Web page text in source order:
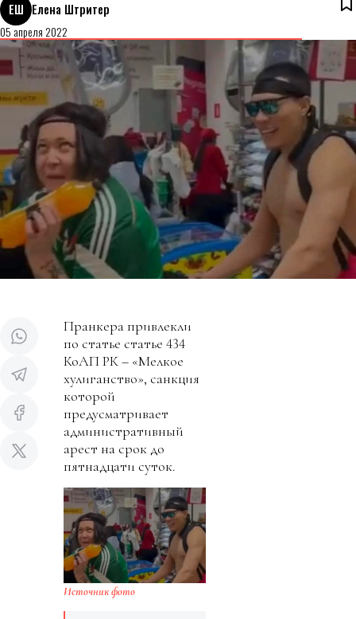
ЕШ Елена Штритер
05 апреля 2022
Пранкера привлекли
по статье статье 434
КоАП РК – «Мелкое
хулиганство», санкция
которой
предусматривает
административный
арест на срок до
пятнадцати суток.
Источник фото